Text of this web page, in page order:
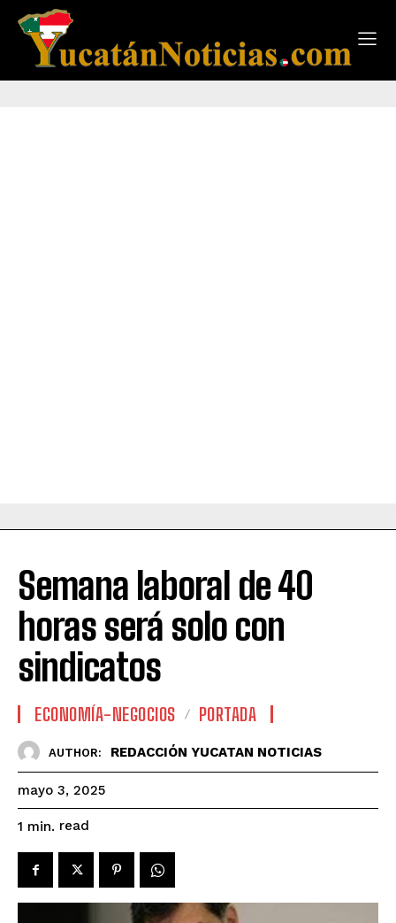
Semana laboral de 40
horas será solo con
sindicatos
ECONOMÍA-NEGOCIOS PORTADA
AUTHOR: REDACCIÓN YUCATAN NOTICIAS
mayo 3, 2025
1 min. read